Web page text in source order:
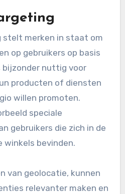
merken in staat om
op gebruikers op basis
bijzonder nuttig voor
producten of diensten
willen promoten.
speciale
gebruikers die zich in de
winkels bevinden.
van geolocatie, kunnen
relevanter maken en